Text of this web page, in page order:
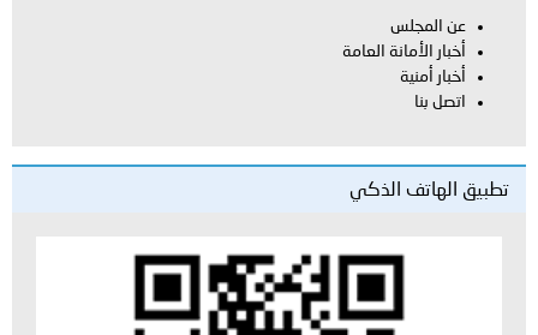
عن المجلس
أخبار الأمانة العامة
أخبار أمنية
اتصل بنا
تطبيق الهاتف الذكي